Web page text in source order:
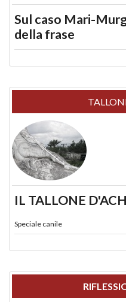
Sul caso Mari-
della frase
IL TALLONE
Speciale canile